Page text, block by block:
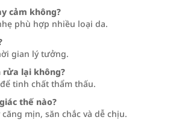
cảm không?
phù hợp nhiều loại da.
gian lý tưởng.
rửa lại không?
tinh chất thẩm thấu.
thế nào?
mịn, săn chắc và dễ chịu.